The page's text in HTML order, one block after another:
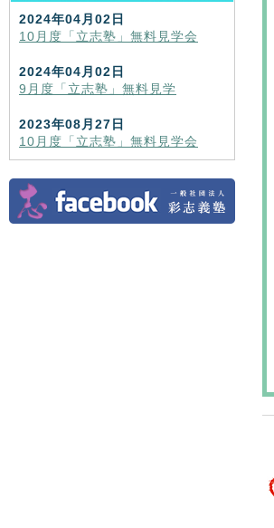
2024年04月02日
10月度「立志塾」無料見学会
2024年04月02日
9月度「立志塾」無料見学
2023年08月27日
10月度「立志塾」無料見学会